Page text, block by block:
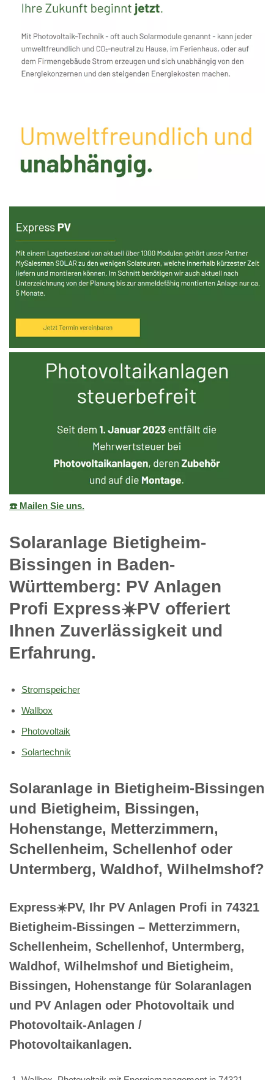
☎️ Mailen Sie uns.
Solaranlage Bietigheim-
Bissingen in Baden-
Württemberg: PV Anlagen
Profi Express☀️PV️ offeriert
Ihnen Zuverlässigkeit und
Erfahrung.
Stromspeicher
Wallbox
Photovoltaik
Solartechnik
Solaranlage in Bietigheim-Bissingen
und Bietigheim, Bissingen,
Hohenstange, Metterzimmern,
Schellenheim, Schellenhof oder
Untermberg, Waldhof, Wilhelmshof?
Express☀️PV️, Ihr PV Anlagen Profi in 74321
Bietigheim-Bissingen – Metterzimmern,
Schellenheim, Schellenhof, Untermberg,
Waldhof, Wilhelmshof und Bietigheim,
Bissingen, Hohenstange für Solaranlagen
und PV Anlagen oder Photovoltaik und
Photovoltaik-Anlagen /
Photovoltaikanlagen.